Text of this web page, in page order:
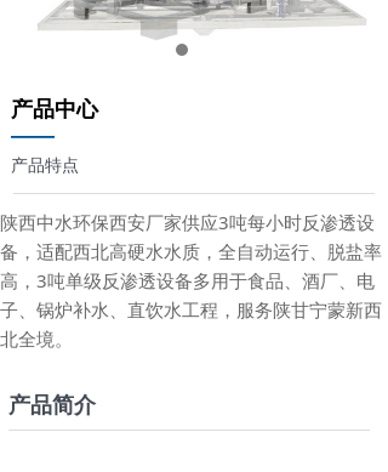
产品中心
——
产品特点
陕西中水环保西安厂家供应3吨每小时反渗透设
备，适配西北高硬水水质，全自动运行、脱盐率
高，3吨单级反渗透设备多用于食品、酒厂、电
子、锅炉补水、直饮水工程，服务陕甘宁蒙新西
北全境。
产品简介